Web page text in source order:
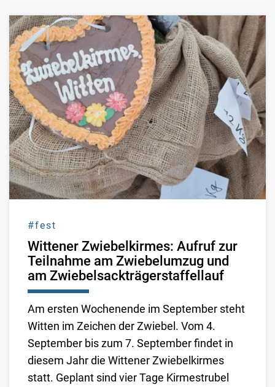
#fest
Wittener Zwiebelkirmes: Aufruf zur
Teilnahme am Zwiebelumzug und
am Zwiebelsackträgerstaffellauf
Am ersten Wochenende im September steht
Witten im Zeichen der Zwiebel. Vom 4.
September bis zum 7. September findet in
diesem Jahr die Wittener Zwiebelkirmes
statt. Geplant sind vier Tage Kirmestrubel